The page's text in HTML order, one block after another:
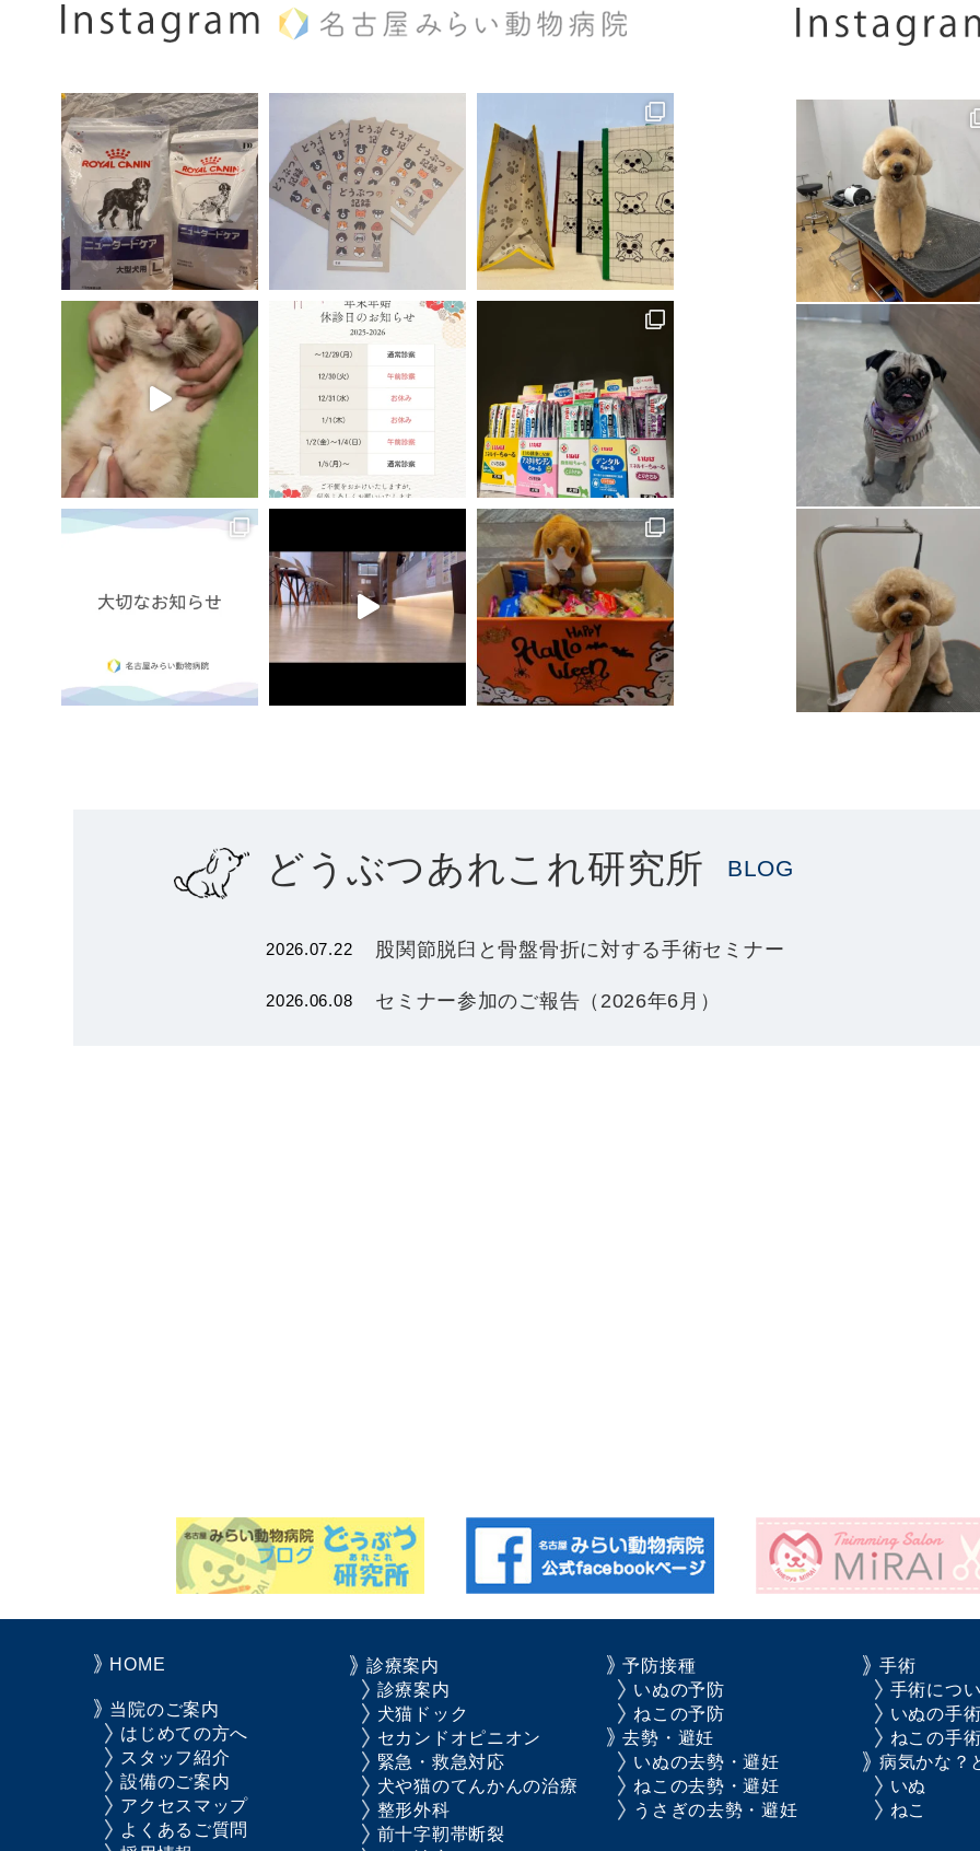
どうぶつあれこれ研究所 BLOG
2026.07.22 股関節脱臼と骨盤骨折に対する手術セミナー
2026.06.08 セミナー参加のご報告（2026年6月）
HOME
当院のご案内
はじめての方へ
スタッフ紹介
設備のご案内
アクセスマップ
よくあるご質問
診療案内
診療案内
犬猫ドック
セカンドオピニオン
緊急・救急対応
犬や猫のてんかんの治療
整形外科
前十字靭帯断裂
予防接種
いぬの予防
ねこの予防
去勢・避妊
いぬの去勢・避妊
ねこの去勢・避妊
うさぎの去勢・避妊
手術
手術につ
いぬの手
ねこの手
病気かな？
いぬ
ねこ